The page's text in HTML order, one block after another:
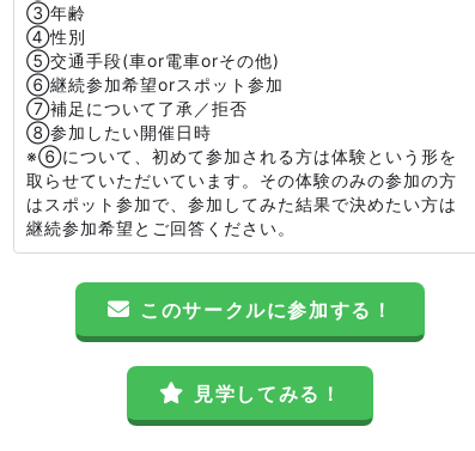
③年齢
④性別
⑤交通手段(車or電車orその他)
⑥継続参加希望orスポット参加
⑦補足について了承／拒否
⑧参加したい開催日時
※⑥について、初めて参加される方は体験という形を
取らせていただいています。その体験のみの参加の方
はスポット参加で、参加してみた結果で決めたい方は
継続参加希望とご回答ください。
このサークルに参加する！
見学してみる！